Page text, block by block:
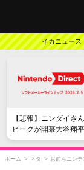
イカニュース
【悲報】ニンダイさん
ピークが開幕大谷翔
がっかりダイレクト
たと言われてしまう
ホーム > ネタ > お前らニン